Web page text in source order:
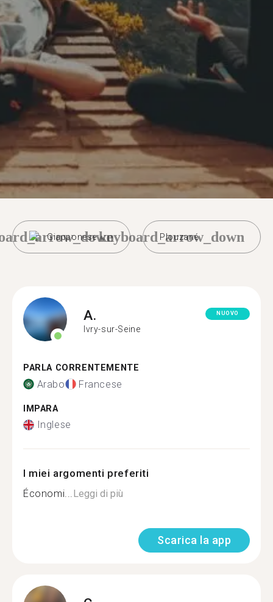
Giapponese Plouzané
keyboard_arrow_down
A.
Ivry-sur-Seine
NUOVO
PARLA CORRENTEMENTE
Arabo Francese
IMPARA
Inglese
I miei argomenti preferiti
Économi...Leggi di più
Scarica la app